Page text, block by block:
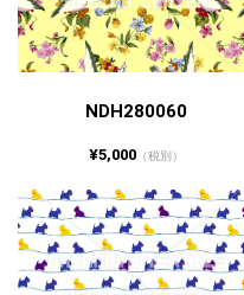
NDH280060
¥5,000 （税別）